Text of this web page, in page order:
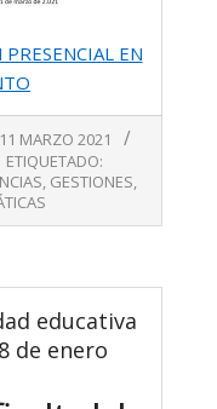
EN
11 MARZO 2021
ETIQUETADO:
, GESTIONES,
educativa
de enero